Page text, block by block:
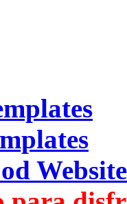
Website